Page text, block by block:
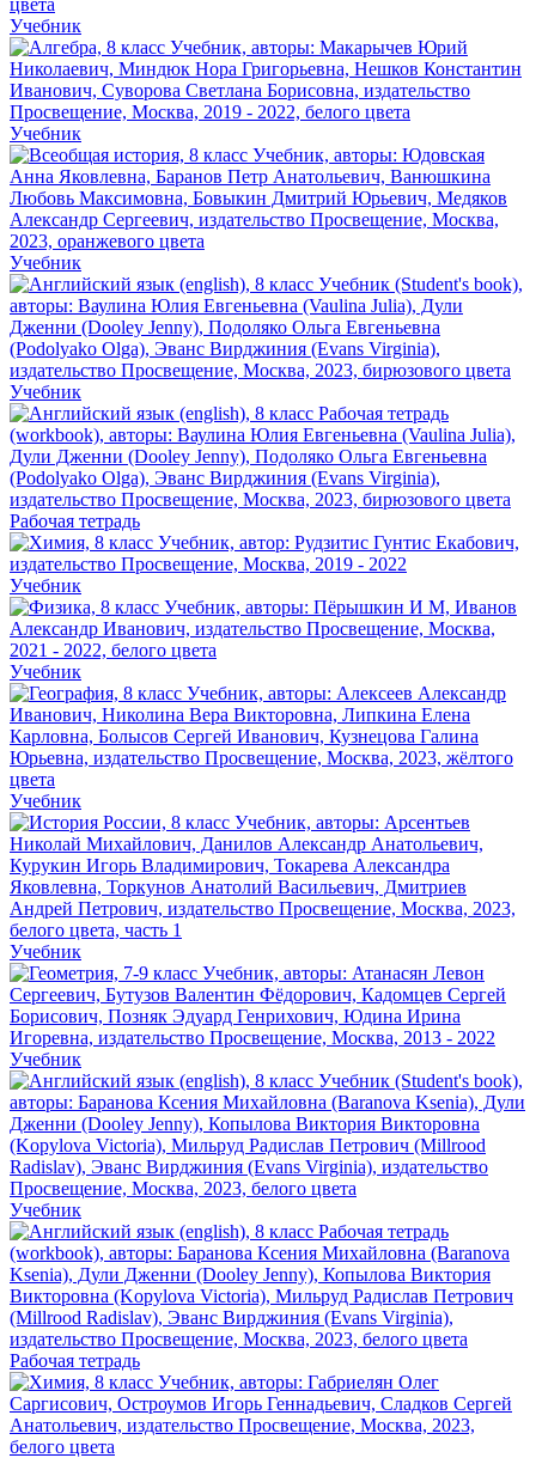
Учебник
Учебник
Учебник
Учебник
Рабочая тетрадь
Учебник
Учебник
Учебник
Учебник
Учебник
Учебник
Рабочая тетрадь